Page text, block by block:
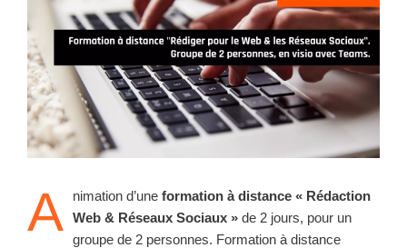
A nimation d’une formation à distance « Rédaction
Web & Réseaux Sociaux » de 2 jours, pour un
groupe de 2 personnes. Formation à distance